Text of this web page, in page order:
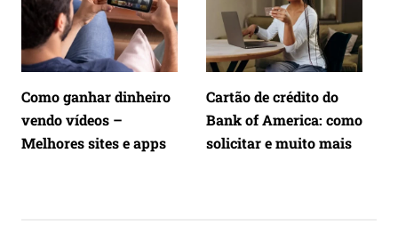
Como ganhar dinheiro
vendo vídeos –
Melhores sites e apps
Cartão de crédito do
Bank of America: como
solicitar e muito mais